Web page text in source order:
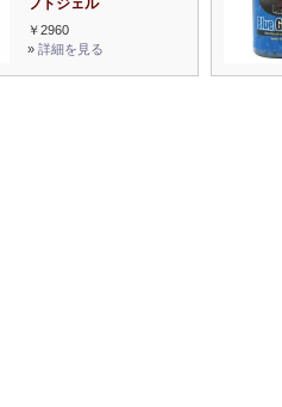
フトジェル
￥2960
» 詳細を見る